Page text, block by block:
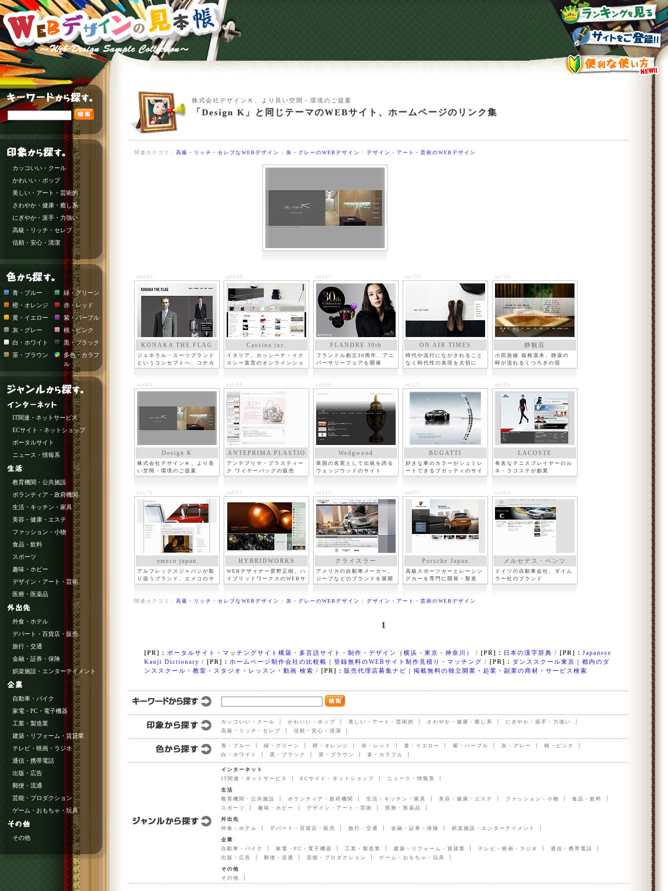
株式会社デザインＫ、より良い空間・環境のご提案
「Design K」と同じテーマのWEBサイト、ホームページのリンク集
関連カテゴリ： 高級・リッチ・セレブなWEBデザイン | 灰・グレーのWEBデザイン | デザイン・アート・芸術のWEBデザイン
ab602
KONAKA THE FLAG
ジェネラル・スーツブランド
というコンセプトへ、コナカ
ab020
Cassina ixc.
イタリア、カッシーナ・イク
スシー直営のオンラインショ
ップ
aa937
FLANDRE 30th
フランドル創立30周年、アニ
バーサリーフェアを開催
aa759
ON AIR TIMES
時代や流行にながされること
なく時代性の表現を大切に
aa728
静観荘
小田急線 箱根湯本、静寂の
時が流れるくつろぎの宿
aa684
Design K
株式会社デザインＫ、より良
い空間・環境のご提案
aa544
ANTEPRIMA PLASTIO
アンテプリマ・プラスティー
ク ワイヤーバッグの販売
aa506
Wedgwood
英国の名窯として伝統を誇る
ウェッジウッドのサイト
aa332
BUGATTI
好きな車のカラーがシュミレ
ートできるブガッティのサイ
ト
aa294
LACOSTE
有名なテニスプレイヤーのル
ネ・ラコステが創業
aa176
emeco japan
アルフレックスジャパンが取
り扱うブランド、エメコのサ
イト
aa093
HYBRIDWORKS
WEBデザイナー星野正樹、ハ
イブリッドワークスのWEBサ
イト
aa010
クライスラー
アメリカの自動車メーカー。
ジープなどのブランドを展開
aa007
Porsche Japan
高級スポーツカーとレーシン
グカーを専門に開発・製造
aa004
メルセデス・ベンツ
ドイツの自動車会社、ダイム
ラー社のブランド
関連カテゴリ： 高級・リッチ・セレブなWEBデザイン | 灰・グレーのWEBデザイン | デザイン・アート・芸術のWEBデザイン
1
[PR]： ポータルサイト・マッチングサイト構築・多言語サイト・制作・デザイン（横浜・東京・神奈川） / [PR]： 日本の漢字辞典 / [PR]： Japanese
Kanji Dictionary / [PR]： ホームページ制作会社の比較帳｜登録無料のWEBサイト制作見積り・マッチング / [PR]： ダンススクール東京｜都内のダ
ンススクール・教室・スタジオ・レッスン・動画 検索 / [PR]： 販売代理店募集ナビ｜掲載無料の独立開業・起業・副業の商材・サービス検索
カッコいい・クール かわいい・ポップ 美しい・アート・芸術的 さわやか・健康・癒し系
にぎやか・派手・力強い
高級・リッチ・セレブ
信頼・安心・清潔
青・ブルー 緑・グリーン 橙・オレンジ 赤・レッド 黄・イエロー 紫・パープル 灰・グレー
桃・ピンク
白・ホワイト
黒・ブラック 茶・ブラウン 多・カラフル
インターネット
IT関連・ネットサービス
ECサイト・ネットショップ ニュース・情報系
生活
教育機関・公共施設
ボランティア・政府機関 生活・キッチン・家具 美容・健康・エステ ファッション・小物
食品・飲料
スポーツ
趣味・ホビー デザイン・アート・芸術 医療・医薬品
外出先
外食・ホテル
デパート・百貨店・販売 旅行・交通 金融・証券・保険 娯楽施設・エンターテイメント
企業
自動車・バイク
家電・PC・電子機器 工業・製造業 建築・リフォーム・賃貸業 テレビ・映画・ラジオ
通信・携帯電話
出版・広告
郵便・流通 芸能・プロダクション ゲーム・おもちゃ・玩具
その他
その他
カッコいい・クール
かわいい・ポップ
美しい・アート・芸術的
さわやか・健康・癒し系
にぎやか・派手・力強い
高級・リッチ・セレブ
信頼・安心・清潔
青・ブルー
緑・グリーン
橙・オレンジ
赤・レッド
黄・イエロー
紫・パープル
灰・グレー
桃・ピンク
白・ホワイト
黒・ブラック
茶・ブラウン
多色・カラフ
ル
IT関連・ネットサービス
ECサイト・ネットショップ
ポータルサイト
ニュース・情報系
教育機関・公共施設
ボランティア・政府機関
生活・キッチン・家具
美容・健康・エステ
ファッション・小物
食品・飲料
スポーツ
趣味・ホビー
デザイン・アート・芸術
医療・医薬品
外食・ホテル
デパート・百貨店・販売
旅行・交通
金融・証券・保険
娯楽施設・エンターテイメント
自動車・バイク
家電・PC・電子機器
工業・製造業
建築・リフォーム・賃貸業
テレビ・映画・ラジオ
通信・携帯電話
出版・広告
郵便・流通
芸能・プロダクション
ゲーム・おもちゃ・玩具
その他